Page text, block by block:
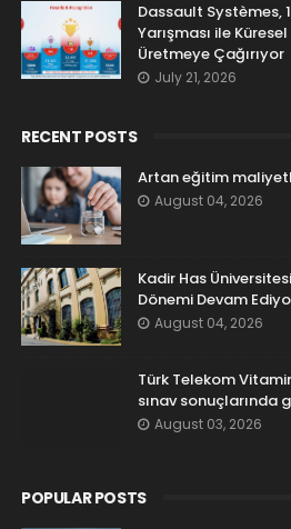
Dassault Systèmes,
Yarışması ile
Üretmeye Çağırıyor
July 21, 2026
RECENT POSTS
Artan eğitim
August 04, 2026
Kadir Has
Dönemi Devam
August 04, 2026
Türk Telekom
sınav sonuçlarında
August 03, 2026
POPULAR POSTS